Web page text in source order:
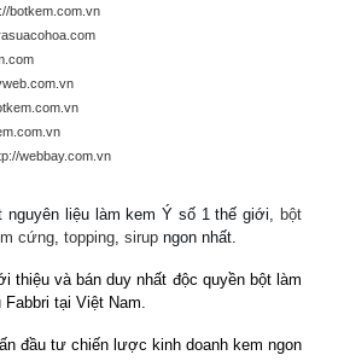
botkem.com.vn
webbay.com.vn
nguyênliệu làm kem Ý số 1 thế giới,
bột
cứng topping sirup ngon nhất.
thiệu và bán duy nhất độc quyền bột làm
tại Việt Nam.
đầu tư chiến lược kinh doanh kem ngon